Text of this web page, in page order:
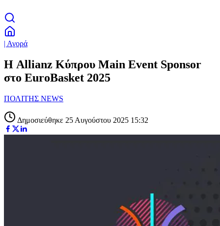
| Αγορά
Η Allianz Κύπρου Main Event Sponsor
στο EuroBasket 2025
ΠΟΛΙΤΗΣ NEWS
Δημοσιεύθηκε 25 Αυγούστου 2025 15:32